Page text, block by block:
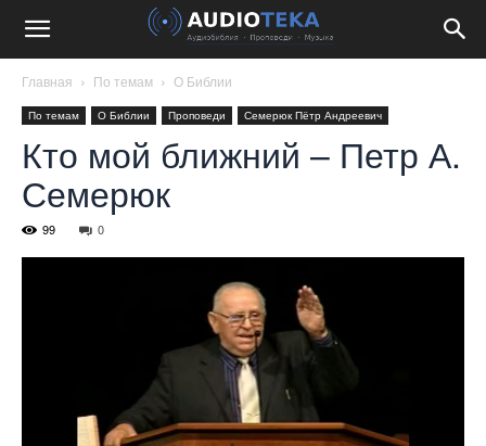
Главная По темам О Библии
По темам О Библии Проповеди Семерюк Пётр Андреевич
Кто мой ближний – Петр А.
Семерюк
99 0